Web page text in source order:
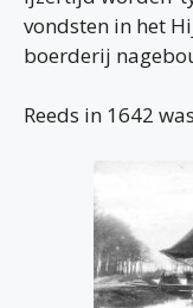
vondsten in het
boerderij
Reeds in 1642